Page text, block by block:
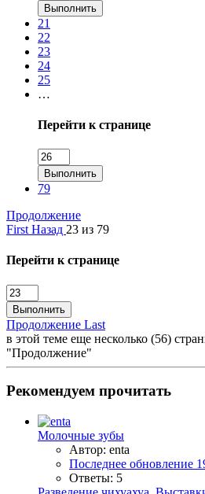
Выполнить
21
22
23
24
25
…
Перейти к странице
Выполнить
79
Продолжение
First Назад 23 из 79
Перейти к странице
Выполнить
Продолжение Last
в этой теме еще несколько (56)
"Продолжение"
Рекомендуем прочитать
Молочные зубы
Автор: enta
Последнее обновление
Ответы: 5